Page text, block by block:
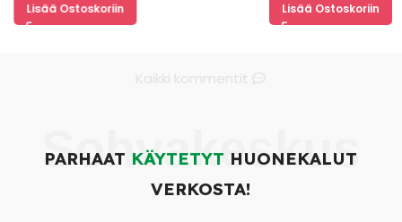
Lisää Ostoskoriin Lisää Ostoskoriin
Sohvakeskus
PARHAAT KÄYTETYT HUONEKALUT
VERKOSTA!